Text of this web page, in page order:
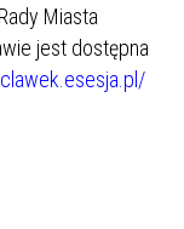
Miasta
jest dostępna